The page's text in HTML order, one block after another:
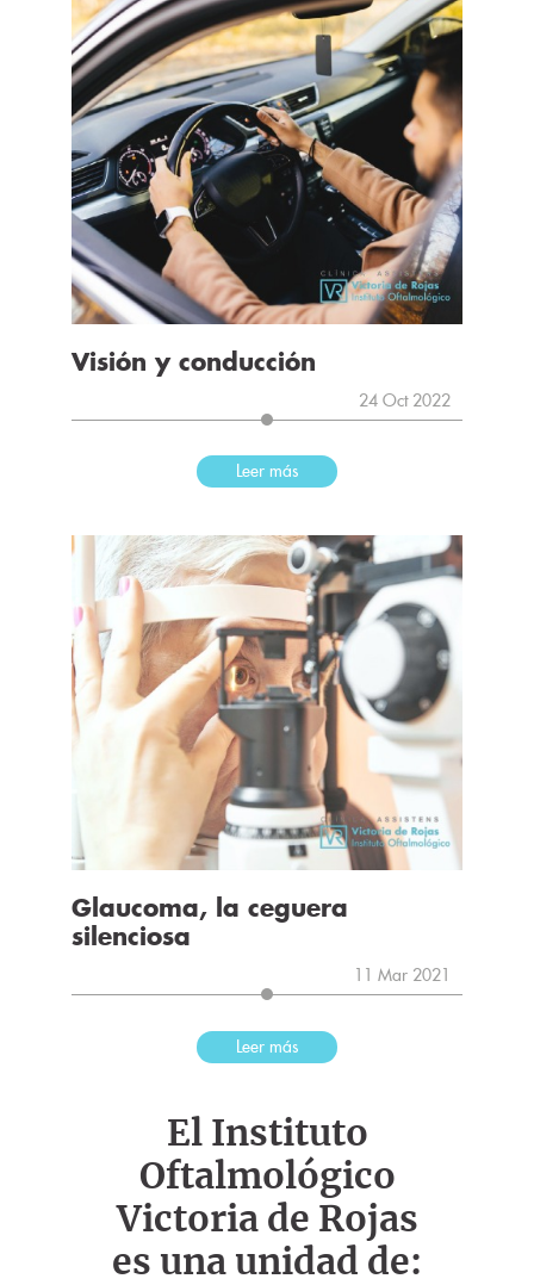
Visión y conducción
24 Oct 2022
Leer más
Glaucoma, la ceguera
silenciosa
11 Mar 2021
Leer más
El Instituto
Oftalmológico
Victoria de Rojas
es una unidad de: